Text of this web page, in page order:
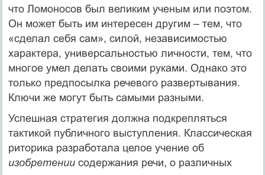
что Ломоносов был великим ученым или поэтом.
Он может быть им интересен другим – тем, что
«сделал себя сам», силой, независимостью
характера, универсальностью личности, тем, что
многое умел делать своими руками. Однако это
только предпосылка речевого развертывания.
Ключи же могут быть самыми разными.
Успешная стратегия должна подкрепляться
тактикой публичного выступления. Классическая
риторика разработала целое учение об
изобретении содержания речи, о различных